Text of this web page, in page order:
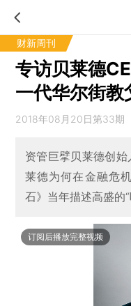
财新周刊
专访贝莱德
一代华尔街教
2018年08月20日第33期
资管巨擘贝莱德创
莱德为何在金融危
石》当年描述高盛的
订阅后播放完整视频